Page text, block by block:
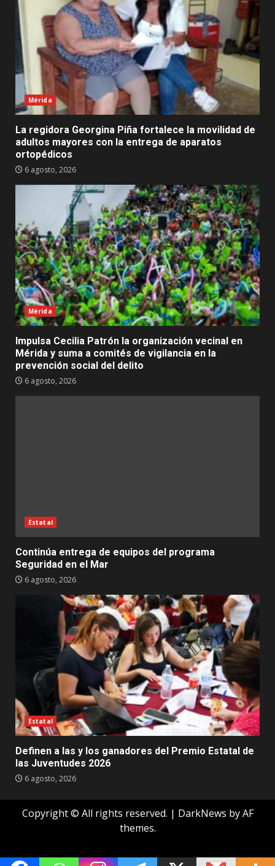
Mérida
La regidora Georgina Piña fortalece la movilidad de
adultos mayores con la entrega de aparatos
ortopédicos
6 agosto, 2026
Mérida
Impulsa Cecilia Patrón la organización vecinal en
Mérida y suma a comités de vigilancia en la
prevención social del delito
6 agosto, 2026
Estatal
Continúa entrega de equipos del programa
Seguridad en el Mar
6 agosto, 2026
Estatal
Definen a las y los ganadores del Premio Estatal de
las Juventudes 2026
6 agosto, 2026
Copyright © All rights reserved. | DarkNews by AF
themes.